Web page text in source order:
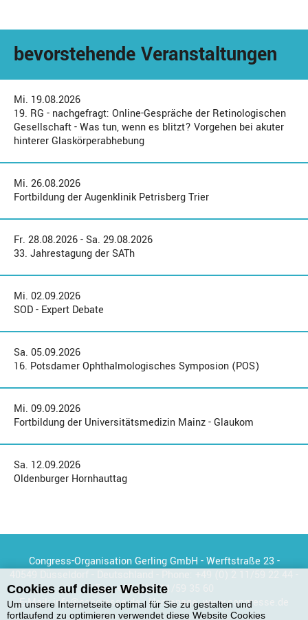
bevorstehende Veranstaltungen
Mi. 19.08.2026
19. RG - nachgefragt: Online-Gespräche der Retinologischen
Gesellschaft - Was tun, wenn es blitzt? Vorgehen bei akuter
hinterer Glaskörperabhebung
Mi. 26.08.2026
Fortbildung der Augenklinik Petrisberg Trier
Fr. 28.08.2026 - Sa. 29.08.2026
33. Jahrestagung der SATh
Mi. 02.09.2026
SOD - Expert Debate
Sa. 05.09.2026
16. Potsdamer Ophthalmologisches Symposion (POS)
Mi. 09.09.2026
Fortbildung der Universitätsmedizin Mainz - Glaukom
Sa. 12.09.2026
Oldenburger Hornhauttag
Congress-Organisation Gerling GmbH - Werftstraße 23 -
Fax:+49 (0) 2 11/59 35 60
E-Mail:info@congresse.de- Homepage:www.congresse.de
Cookies auf dieser Website
Um unsere Internetseite optimal für Sie zu gestalten und
fortlaufend zu optimieren verwendet diese Website Cookies